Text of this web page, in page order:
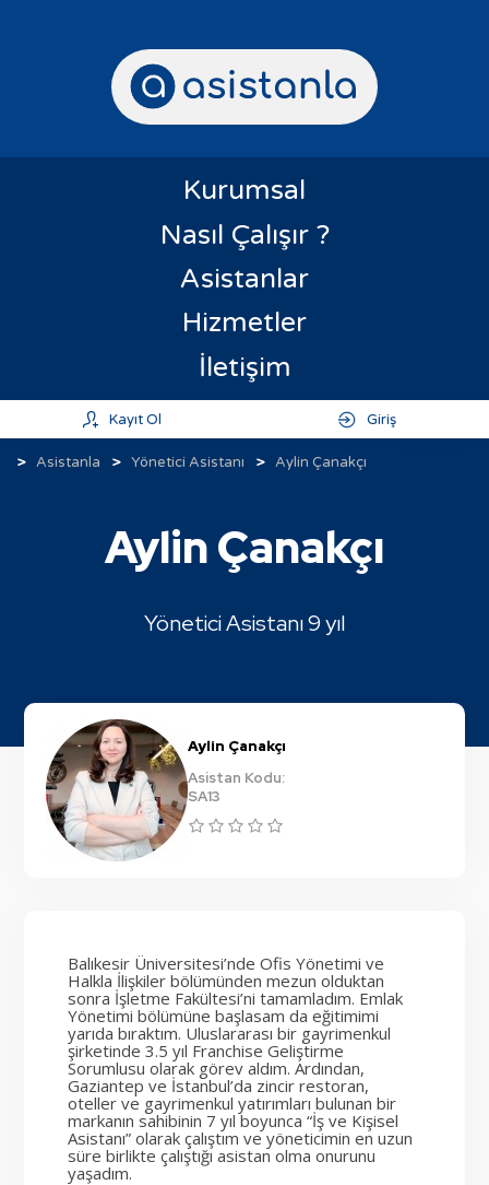
Kurumsal
Nasıl Çalışır ?
Asistanlar
Hizmetler
İletişim
Kayıt Ol Giriş
Asistanla Yönetici Asistanı Aylin Çanakçı
Aylin Çanakçı
Yönetici Asistanı 9 yıl
Aylin Çanakçı
Asistan Kodu:
SA13
Balıkesir Üniversitesi’nde Ofis Yönetimi ve
Halkla İlişkiler bölümünden mezun olduktan
sonra İşletme Fakültesi’ni tamamladım. Emlak
Yönetimi bölümüne başlasam da eğitimimi
yarıda bıraktım. Uluslararası bir gayrimenkul
şirketinde 3.5 yıl Franchise Geliştirme
Sorumlusu olarak görev aldım. Ardından,
Gaziantep ve İstanbul’da zincir restoran,
oteller ve gayrimenkul yatırımları bulunan bir
markanın sahibinin 7 yıl boyunca “İş ve Kişisel
Asistanı” olarak çalıştım ve yöneticimin en uzun
süre birlikte çalıştığı asistan olma onurunu
yaşadım.